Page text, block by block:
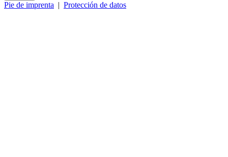
Pie de imprenta | Protección de datos